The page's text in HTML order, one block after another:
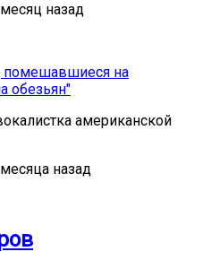
назад
помешавшиеся на
обезьян"
американской
назад